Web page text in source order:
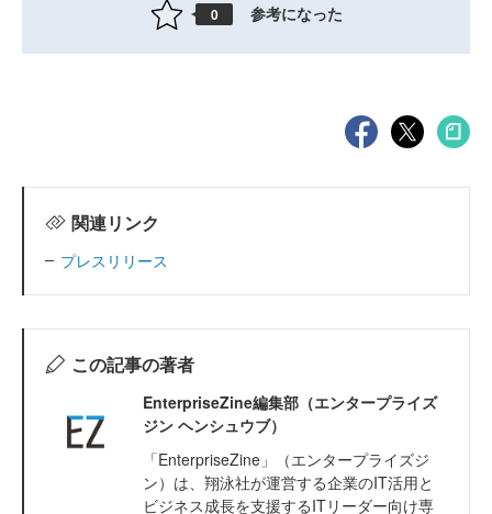
0 参考になった
関連リンク
プレスリリース
この記事の著者
EnterpriseZine編集部（エンタープライズ
ジン ヘンシュウブ）
「EnterpriseZine」（エンタープライズジ
ン）は、翔泳社が運営する企業のIT活用と
ビジネス成長を支援するITリーダー向け専